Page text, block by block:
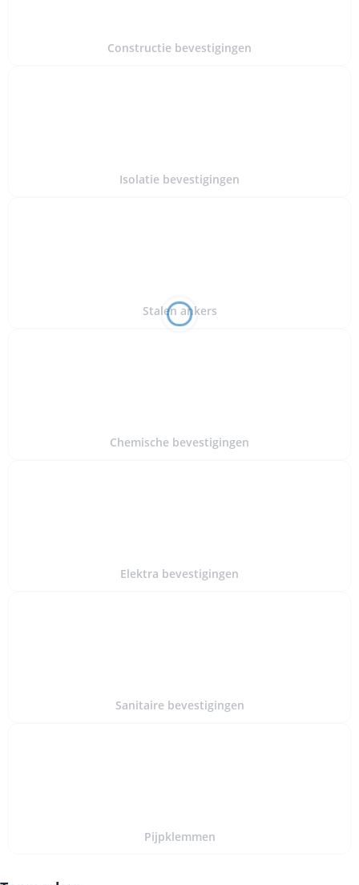
Constructie bevestigingen
Isolatie bevestigingen
Stalen ankers
Chemische bevestigingen
Elektra bevestigingen
Sanitaire bevestigingen
Pijpklemmen